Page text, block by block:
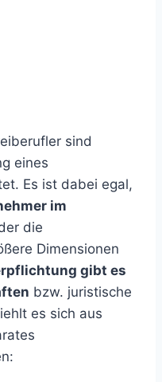
sind
eines
Es ist dabei egal,
im
die
Dimensionen
gibt es
bzw. juristische
es sich aus